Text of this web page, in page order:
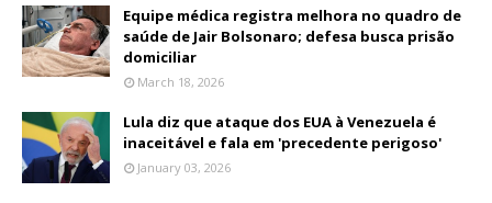
Equipe médica registra melhora no quadro de
saúde de Jair Bolsonaro; defesa busca prisão
domiciliar
March 18, 2026
Lula diz que ataque dos EUA à Venezuela é
inaceitável e fala em 'precedente perigoso'
January 03, 2026